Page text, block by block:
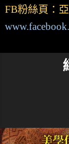
FB粉絲頁：